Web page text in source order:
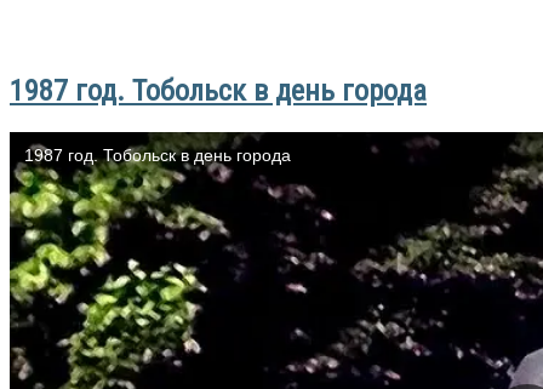
1987 год. Тобольск в день города